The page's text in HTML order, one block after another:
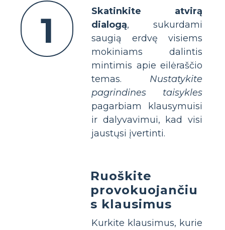
1
Skatinkite atvirą
dialogą, sukurdami
saugią erdvę visiems
mokiniams dalintis
mintimis apie eilėraščio
temas. Nustatykite
pagrindines taisykles
pagarbiam klausymuisi
ir dalyvavimui, kad visi
jaustųsi įvertinti.
Ruoškite
provokuojančiu
s klausimus
Kurkite klausimus, kurie